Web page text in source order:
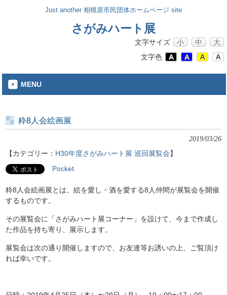
Just another 相模原市民団体ホームページ site
さがみハート展
文字サイズ 小 中
大
文字色
A A A A
MENU
粋8人会絵画展
2019/03/26
【カテゴリー： H30年度さがみハート展 巡回展覧会】
Pocket
粋8人会絵画展とは、絵を愛し・酒を愛する8人仲間が展覧会を開催
するものです。
その展覧会に「さがみハート展コーナー」を設けて、今まで作成し
た作品を持ち寄り、展示します。
展覧会は次の通り開催しますので、お友達等お誘いの上、ご覧頂け
れば幸いです。